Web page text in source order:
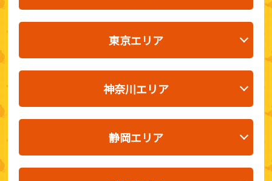
東京エリア
神奈川エリア
静岡エリア